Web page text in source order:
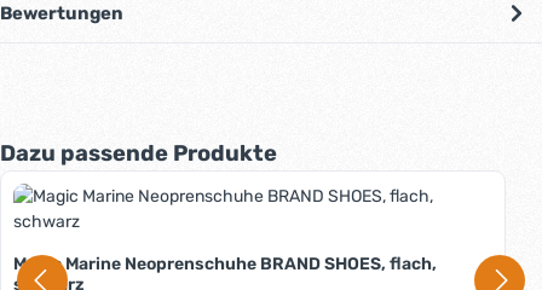
Bewertungen
Produktgalerie überspringen
Dazu passende Produkte
Magic Marine Neoprenschuhe BRAND SHOES, flach,
schwarz